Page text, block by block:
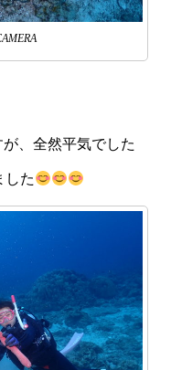
、全然平気でした
した